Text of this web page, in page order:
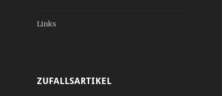
Links
ZUFALLSARTIKEL